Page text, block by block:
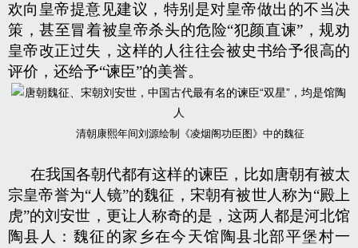
欢向皇帝提意见建议，特别是对皇帝做出的不当决
策，甚至冒着被皇帝杀头的危险“犯颜直谏”，规劝
皇帝改正过失，这样的人往往会被史书给予很高的
评价，还给予“谏臣”的美誉。
清朝康熙年间刘源绘制《凌烟阁功臣图》中的魏征
在我国各朝代都有这样的谏臣，比如唐朝有被太
宗皇帝誉为“人镜”的魏征，宋朝有被世人称为“殿上
虎”的刘安世，更让人称奇的是，这两人都是河北馆
陶县人：魏征的家乡在今天馆陶县北部平堡村一